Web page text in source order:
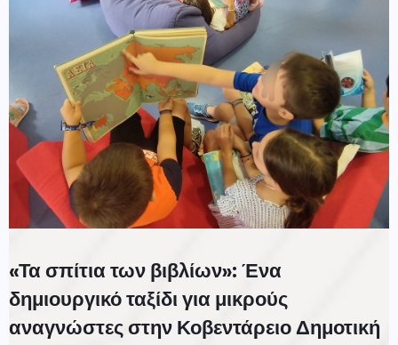
«Τα σπίτια των βιβλίων»: Ένα
δημιουργικό ταξίδι για μικρούς
αναγνώστες στην Κοβεντάρειο Δημοτική